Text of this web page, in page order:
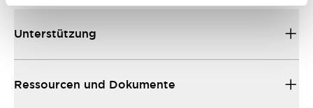
Unterstützung
Ressourcen und Dokumente